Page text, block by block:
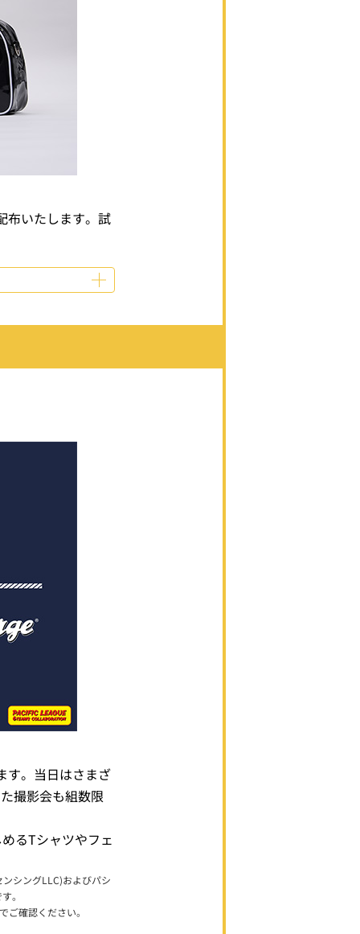
布いたします。試
す。当日はさまざ
撮影会も組数限
るTシャツやフェ
シングLLC)およびパシ
。
確認ください。